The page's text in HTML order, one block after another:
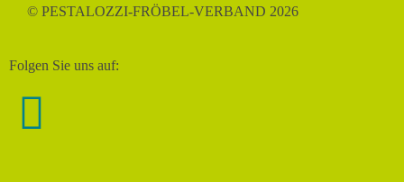
© PESTALOZZI-FRÖBEL-VERBAND 2026
Folgen Sie uns auf: